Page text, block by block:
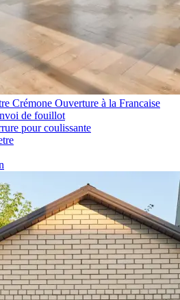
Crémone Ouverture à la Francaise
de fouillot
pour coulissante